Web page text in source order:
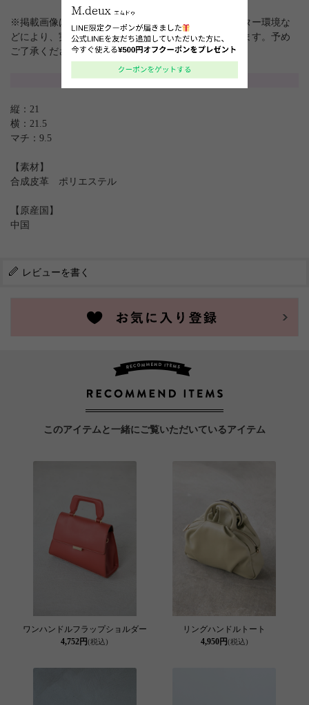
※掲載画像は、屋内や屋外の光の加減やお客様のモニター環境な
どにより、実際の色味と異なって見える場合がございます。予め
ご了承ください。
サイズ
縦：21
横：21.5
マチ：9.5
【素材】
合成皮革 ポリエステル
【原産国】
中国
レビューを書く
このアイテムと一緒にご覧いただいているアイテム
ワンハンドルフラップショルダー
4,752円(税込)
リングハンドルトート
4,950円(税込)